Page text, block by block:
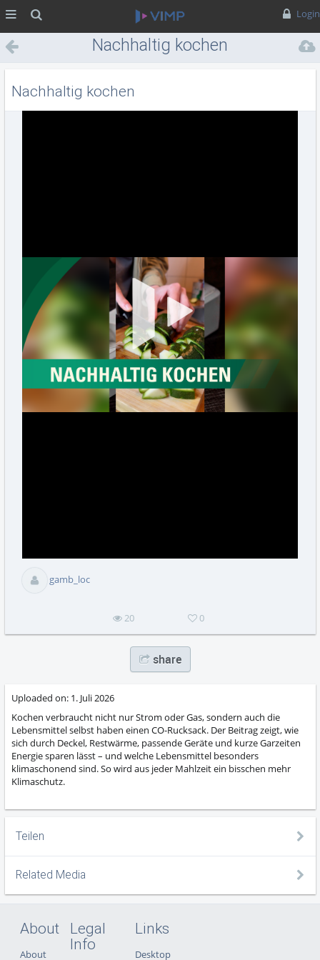
Login
Nachhaltig kochen
Nachhaltig kochen
gamb_loc
20 0
share
Uploaded on: 1. Juli 2026
Kochen verbraucht nicht nur Strom oder Gas, sondern auch die
Lebensmittel selbst haben einen CO-Rucksack. Der Beitrag zeigt, wie
sich durch Deckel, Restwärme, passende Geräte und kurze Garzeiten
Energie sparen lässt – und welche Lebensmittel besonders
klimaschonend sind. So wird aus jeder Mahlzeit ein bisschen mehr
Klimaschutz.
Teilen
Related Media
About
About
Legal
Info
Links
Desktop